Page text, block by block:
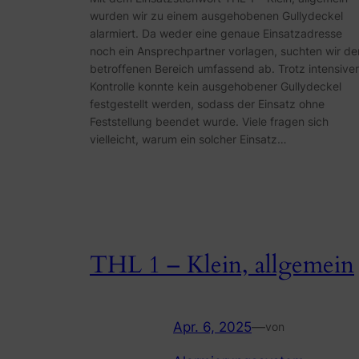
wurden wir zu einem ausgehobenen Gullydeckel
alarmiert. Da weder eine genaue Einsatzadresse
noch ein Ansprechpartner vorlagen, suchten wir
betroffenen Bereich umfassend ab. Trotz intensiver
Kontrolle konnte kein ausgehobener Gullydeckel
festgestellt werden, sodass der Einsatz ohne
Feststellung beendet wurde. Viele fragen sich
vielleicht, warum ein solcher Einsatz…
THL 1 – Klein, allgemein
Apr. 6, 2025—von